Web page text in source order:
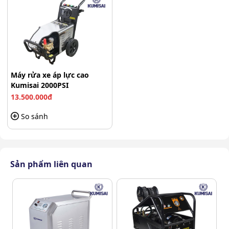
và áp lực 150-200 bar. Vì vậy thiết bị có thể hoạt động với
hiệu quả cao nhất giúp đảm bảo chất lượng công việc.
Bộ béc phun 4 chiếc của máy rửa xe Kumisai 2000PSI
Máy rửa xe áp lực cao
Kumisai 2000PSI
13.500.000đ
So sánh
Sản phẩm liên quan